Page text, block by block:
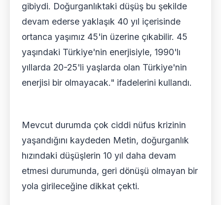
gibiydi. Doğurganlıktaki düşüş bu şekilde
devam ederse yaklaşık 40 yıl içerisinde
ortanca yaşımız 45'in üzerine çıkabilir. 45
yaşındaki Türkiye'nin enerjisiyle, 1990'lı
yıllarda 20-25'li yaşlarda olan Türkiye'nin
enerjisi bir olmayacak." ifadelerini kullandı.
Mevcut durumda çok ciddi nüfus krizinin
yaşandığını kaydeden Metin, doğurganlık
hızındaki düşüşlerin 10 yıl daha devam
etmesi durumunda, geri dönüşü olmayan bir
yola girileceğine dikkat çekti.